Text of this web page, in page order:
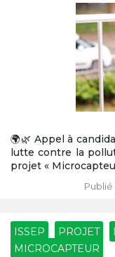
🌍🌿 Appel à
lutte contre la
projet «
Publié
ISSEP PROJET
MICROCAPTEUR